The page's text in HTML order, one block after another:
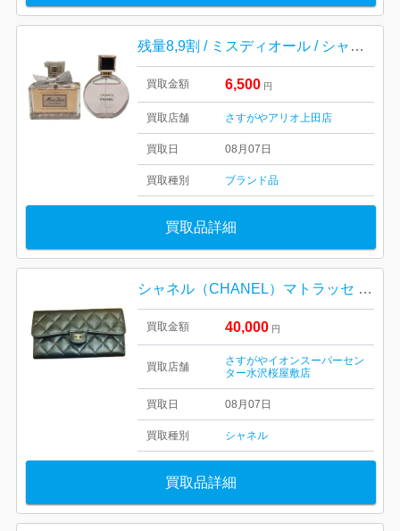
残量8,9割 / ミスディオール / シャネル / 35ml / 50ml 香水
買取金額 6,500 円
買取店舗 さすがやアリオ上田店
買取日 08月07日
買取種別 ブランド品
買取品詳細
シャネル（CHANEL）マトラッセ キャビアスキン フラップ長財布（長財布）
買取金額 40,000 円
買取店舗
さすがやイオンスーパーセン
ター水沢桜屋敷店
買取日 08月07日
買取種別 シャネル
買取品詳細